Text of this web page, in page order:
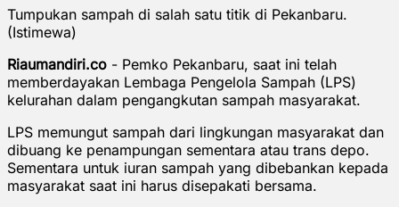
Tumpukan sampah di salah satu titik di Pekanbaru.
(Istimewa)
Riaumandiri.co - Pemko Pekanbaru, saat ini telah
memberdayakan Lembaga Pengelola Sampah (LPS)
kelurahan dalam pengangkutan sampah masyarakat.
LPS memungut sampah dari lingkungan masyarakat dan
dibuang ke penampungan sementara atau trans depo.
Sementara untuk iuran sampah yang dibebankan kepada
masyarakat saat ini harus disepakati bersama.